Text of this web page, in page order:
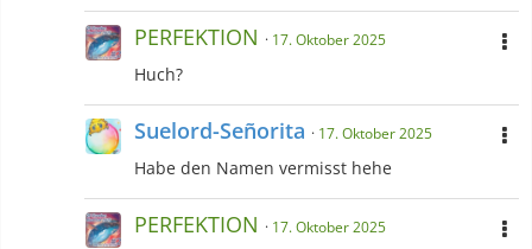
PERFEKTION 17. Oktober 2025
Huch?
Suelord-Señorita 17. Oktober 2025
Habe den Namen vermisst hehe
PERFEKTION 17. Oktober 2025